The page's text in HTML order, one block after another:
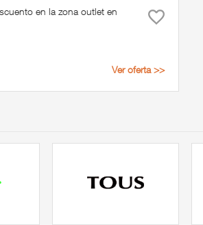
en la zona outlet en
Ver oferta >>